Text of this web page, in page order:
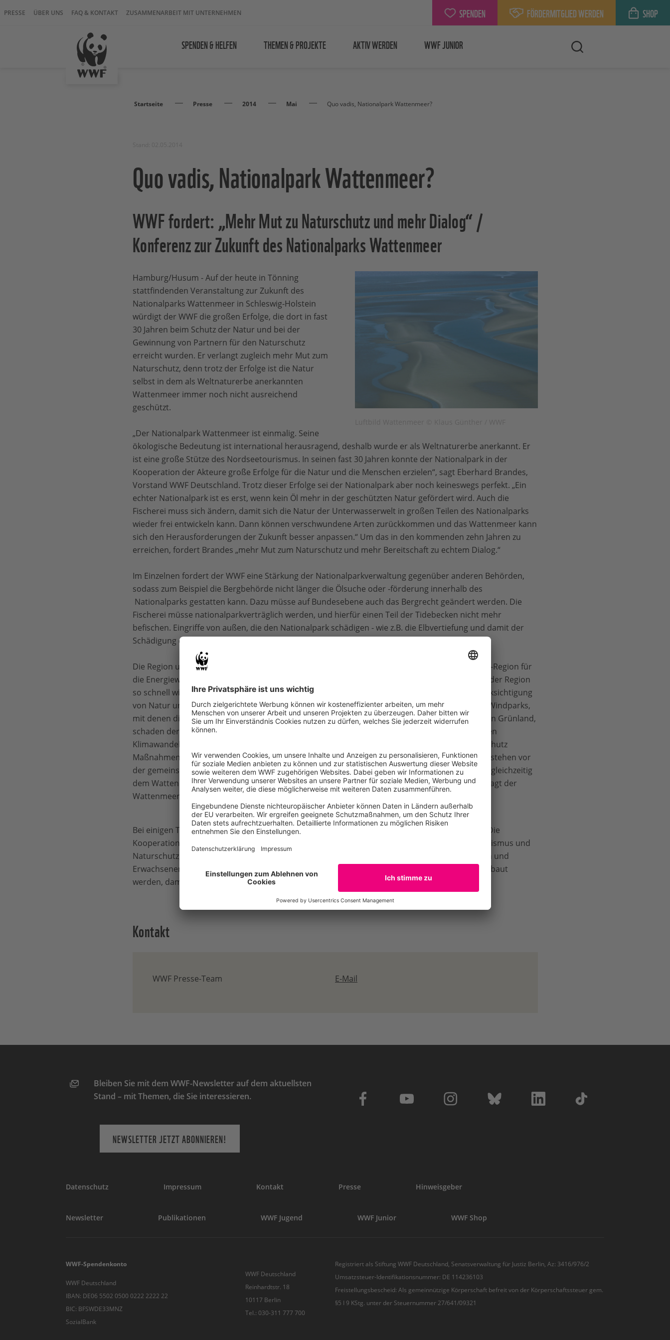
PRESSE ÜBER UNS FAQ & KONTAKT ZUSAMMENARBEIT MIT UNTERNEHMEN SPENDEN FÖRDERMITGLIED WERDEN SHOP
SPENDEN & HELFEN THEMEN & PROJEKTE AKTIV WERDEN WWF JUNIOR
Startseite Presse 2014 Mai Quo vadis, Nationalpark Wattenmeer?
Quo vadis, Nationalpark Wattenmeer?
WWF fordert: „Mehr Mut zu Naturschutz und mehr Dialog“ /
Konferenz zur Zukunft des Nationalparks Wattenmeer
Hamburg/Husum - Auf der heute in Tönning
stattfindenden Veranstaltung zur Zukunft des
Nationalparks Wattenmeer in Schleswig-Holstein
würdigt der WWF die großen Erfolge, die dort in fast
30 Jahren beim Schutz der Natur und bei der
Gewinnung von Partnern für den Naturschutz
erreicht wurden. Er verlangt zugleich mehr Mut zum
Naturschutz, denn trotz der Erfolge ist die Natur
selbst in dem als Weltnaturerbe anerkannten
Wattenmeer immer noch nicht ausreichend
geschützt.
„Der Nationalpark Wattenmeer ist einmalig. Seine
ökologische Bedeutung ist international herausragend, deshalb wurde er als Weltnaturerbe anerkannt. Er
ist eine große Stütze des Nordseetourismus. In seinen fast 30 Jahren konnte der Nationalpark in der
Kooperation der Akteure große Erfolge für die Natur und die Menschen erzielen“, sagt Eberhard Brandes,
Vorstand WWF Deutschland. Trotz dieser Erfolge sei der Nationalpark aber noch keineswegs perfekt. „Ein
echter Nationalpark ist es erst, wenn kein Öl mehr in der geschützten Natur gefördert wird. Auch die
Fischerei muss sich ändern, damit sich die Natur der Unterwasserwelt in großen Teilen des Nationalparks
wieder frei entwickeln kann. Dann können verschwundene Arten zurückkommen und das Wattenmeer kann
sich den Herausforderungen der Zukunft besser anpassen.“ Um das in den kommenden zehn Jahren zu
erreichen, fordert Brandes „mehr Mut zum Naturschutz und mehr Bereitschaft zu echtem Dialog.“
Im Einzelnen fordert der WWF eine Stärkung der Nationalparkverwaltung gegenüber anderen Behörden,
sodass zum Beispiel die Bergbehörde nicht länger die Ölsuche oder -förderung innerhalb des
Nationalparks gestatten kann. Dazu müsse auf Bundesebene auch das Bergrecht geändert werden. Die
Fischerei müsse nationalparkverträglich werden, und hierfür einen Teil der Tidebecken nicht mehr
befischen. Eingriffe von außen, die den Nationalpark schädigen - wie z.B. die Elbvertiefung und damit der
Schädigung der Wattgebiete im Süden des Nationalparks - müssen gestoppt werden.
Die Region um das Wattenmeer entwickelt sich seit vielen Jahren immer mehr zu einer Vorzeige-Region für
die Energiewende. Dies unterstützt der WWF, fordert aber, den Einsatz der fossilen Energien in der Region
so schnell wie möglich zu beenden. Der Ausbau der Erneuerbaren Energien müsse unter Berücksichtigung
von Natur und Landschaft fortgesetzt werden. In Schleswig-Holstein gebe es zum Beispiel viele Windparks,
mit denen dies gelungen sei. Schlechte Beispiele, wie der Anbau von Energie-Mais auf Kosten von Grünland,
schaden der Natur und bringen netto auch zu wenig für die Energiewende. Wegen des durch den
Klimawandel stark beschleunigen Meeresspiegelanstieges gelte es auch, zusätzlich zum Klimaschutz
Maßnahmen zur Klimaanpassung auf den Weg zu bringen: „Küstenschützer und Naturschützer stehen vor
der gemeinsamen Aufgabe, die Sicherheit der Menschen vor Sturmfluten zu gewährleisten und gleichzeitig
dem Wattenmeer ein naturangepasstes Mitwachsen mit dem Meeresspiegel zu ermöglichen“, sagt der
Wattenmeerexperte des WWF, Hans-Ulrich Rösner.
Bei einigen Themen konnte WWF-Vorstand Brandes zum engagierten Weitermachen aufrufen: Die
Kooperation mit dem Tourismus wird immer besser, und es gibt das gemeinsame Ziel von Tourismus und
Naturschutz, das Wattenmeer zu erhalten. Ebenso sollten die vielfältigen Bemühungen, Kindern und
Erwachsenen ein beeindruckendes Naturerlebnis im Wattenmeer zu ermöglichen, weiter ausgebaut
werden, damit das Verständnis für die Natur wächst.
Kontakt
WWF Presse-Team E-Mail
Bleiben Sie mit dem WWF-Newsletter auf dem aktuellsten
Stand – mit Themen, die Sie interessieren.
NEWSLETTER JETZT ABONNIEREN!
Datenschutz Impressum Kontakt Presse Hinweisgeber
Newsletter Publikationen WWF Jugend WWF Junior WWF Shop
WWF-Spendenkonto
WWF Deutschland
IBAN: DE06 5502 0500 0222 2222 22
BIC: BFSWDE33MNZ
SozialBank
WWF Deutschland
Reinhardtstr. 18
10117 Berlin
Tel.: 030-311 777 700
Registriert als Stiftung WWF Deutschland, Senatsverwaltung für Justiz Berlin, Az: 3416/976/2
Umsatzsteuer-Identifikationsnummer: DE 114236103
Freistellungsbescheid: Als gemeinnützige Körperschaft befreit von der Körperschaftssteuer gem.
§5 I 9 KStg. unter der Steuernummer 27/641/09321